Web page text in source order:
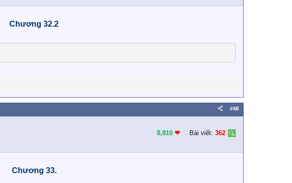
Chương 32.2
#48
8,810 ❤︎ Bài viết: 362
Chương 33.